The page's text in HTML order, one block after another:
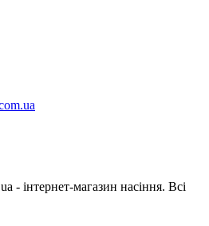
- інтернет-магазин насіння. Всі